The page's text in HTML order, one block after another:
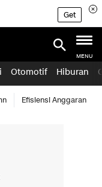
Get
MENU
Otomotif Hiburan
Efisiensi Anggaran